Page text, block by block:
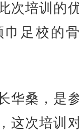
次培训的
巾足校的
桑，是
这次培训